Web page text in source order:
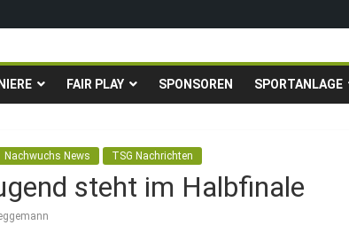
auf*
TSG Kastel
Hobbymannschaften
FAIR PLAY SPONSOREN SPORTANLAGE
Nachwuchs News TSG Nachrichten
steht im Halbfinale